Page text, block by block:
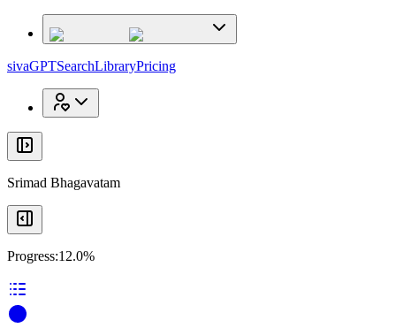
sivaGPTSearchLibraryPricing
Srimad Bhagavatam
Progress:12.0%